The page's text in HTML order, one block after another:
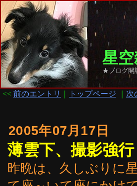
星
★ブログ開
<< 前のエントリ トップページ 次
2005年07月17日
薄雲下、撮影強行
昨晩は、久しぶりに